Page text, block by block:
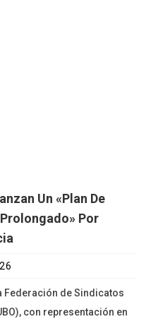
Un «plan De
Por
Federación de Sindicatos
con representación en